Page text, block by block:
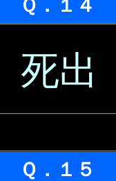
Ｑ．１４
死出
Ｑ．１５